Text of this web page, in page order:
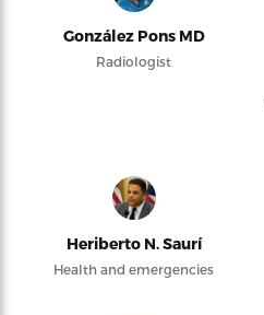
González Pons MD
Radiologist
Heriberto N. Saurí
Health and emergencies